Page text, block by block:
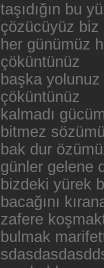
taşıdığın bu
çözücüyüz biz
her günümüz
çöküntünüz
başka
çöküntünüz
kalmadı
bitmez
bak dur
günler gelene
bizdeki yürek
bacağını
zafere
bulmak